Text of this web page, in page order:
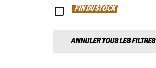
FIN DU STOCK
ANNULER TOUS LES FILTRES